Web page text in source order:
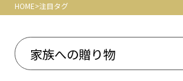
Rinto
あんと西
HOME 注目タグ